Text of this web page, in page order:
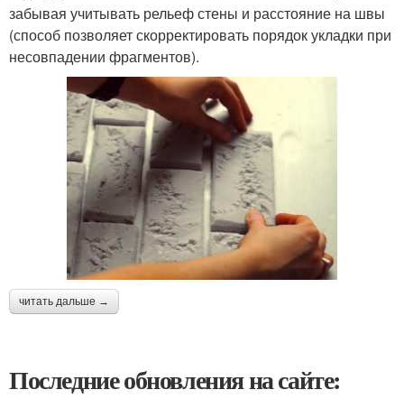
забывая учитывать рельеф стены и расстояние на швы
(способ позволяет скорректировать порядок укладки при
несовпадении фрагментов).
читать дальше →
Последние обновления на сайте: